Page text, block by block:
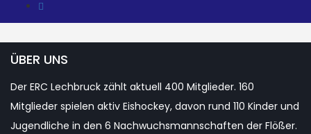
ÜBER UNS
Der ERC Lechbruck zählt aktuell 400 Mitglieder. 160
Mitglieder spielen aktiv Eishockey, davon rund 110 Kinder und
Jugendliche in den 6 Nachwuchsmannschaften der Flößer.